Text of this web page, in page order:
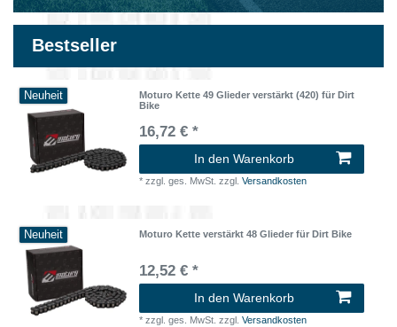
Bestseller
Neuheit
Moturo Kette 49 Glieder verstärkt (420) für Dirt
Bike
16,72 € *
In den Warenkorb
*zzgl. ges. MwSt. zzgl.Versandkosten
Neuheit Moturo Kette verstärkt 48 Glieder für Dirt Bike
12,52 € *
In den Warenkorb
*zzgl. ges. MwSt. zzgl.Versandkosten